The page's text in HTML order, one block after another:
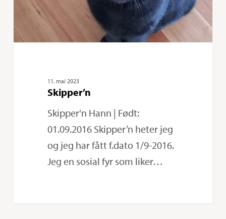
11. mai 2023
Skipper’n
Skipper'n Hann | Født:
01.09.2016 Skipper’n heter jeg
og jeg har fått f.dato 1/9-2016.
Jeg en sosial fyr som liker…